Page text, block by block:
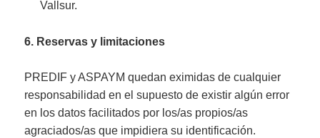
Vallsur.
6. Reservas y limitaciones
PREDIF y ASPAYM quedan eximidas de cualquier
responsabilidad en el supuesto de existir algún error
en los datos facilitados por los/as propios/as
agraciados/as que impidiera su identificación.